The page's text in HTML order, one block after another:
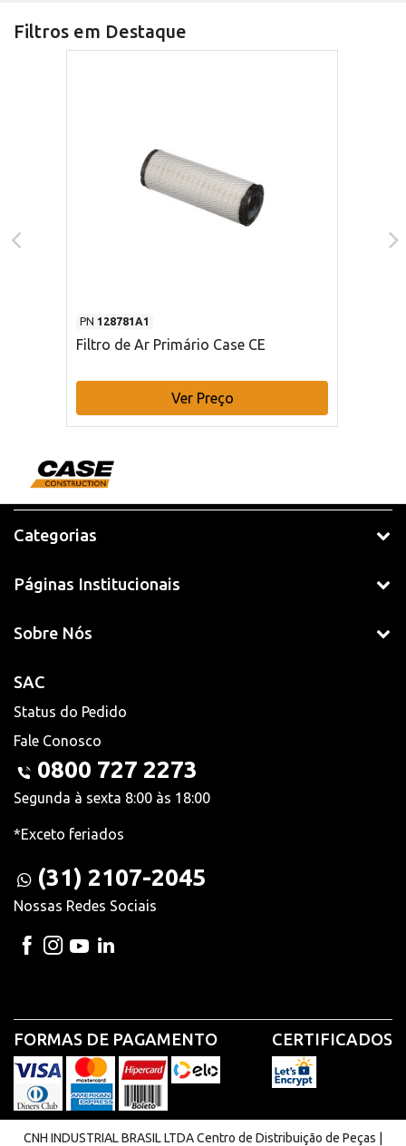
Filtros em Destaque
PN 128781A1
Filtro de Ar Primário Case CE
Ver Preço
Categorias
Páginas Institucionais
Sobre Nós
SAC
Status do Pedido
Fale Conosco
0800 727 2273
Segunda à sexta 8:00 às 18:00
*Exceto feriados
(31) 2107-2045
Nossas Redes Sociais
FORMAS DE PAGAMENTO CERTIFICADOS
CNH INDUSTRIAL BRASIL LTDA Centro de Distribuição de Peças |